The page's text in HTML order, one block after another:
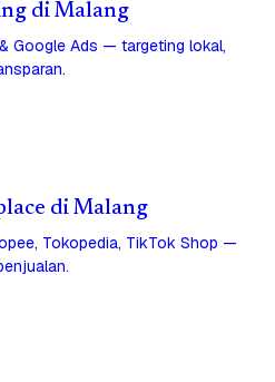
di Malang
Google Ads — targeting lokal,
di Malang
Tokopedia, TikTok Shop —